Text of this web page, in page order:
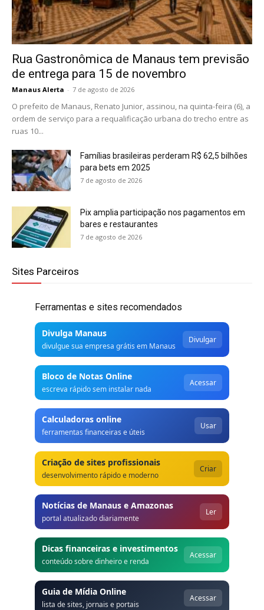
Rua Gastronômica de Manaus tem previsão
de entrega para 15 de novembro
Manaus Alerta - 7 de agosto de 2026
O prefeito de Manaus, Renato Junior, assinou, na quinta-feira (6), a
ordem de serviço para a requalificação urbana do trecho entre as
ruas 10...
Famílias brasileiras perderam R$ 62,5 bilhões
para bets em 2025
7 de agosto de 2026
Pix amplia participação nos pagamentos em
bares e restaurantes
7 de agosto de 2026
Sites Parceiros
Ferramentas e sites recomendados
Divulga Manaus
divulgue sua empresa grátis em Manaus
Divulgar
Bloco de Notas Online
escreva rápido sem instalar nada
Acessar
Calculadoras online
ferramentas financeiras e úteis
Usar
Criação de sites profissionais
desenvolvimento rápido e moderno
Criar
Notícias de Manaus e Amazonas
portal atualizado diariamente
Ler
Dicas financeiras e investimentos
conteúdo sobre dinheiro e renda
Acessar
Guia de Mídia Online
lista de sites, jornais e portais
Acessar